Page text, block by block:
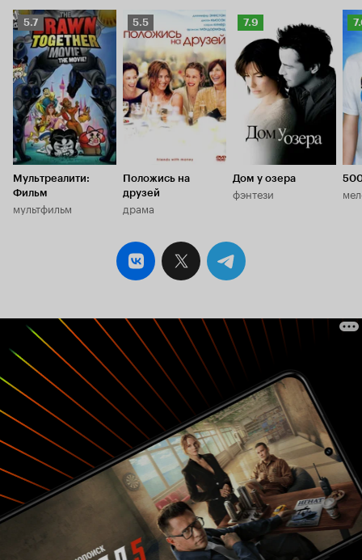
Рейтинг
Кинопоиска
5.7
5.7
Мультреалити:
Фильм
мультфильм
Рейтинг
Кинопоиска
5.5
5.5
Положись на
друзей
драма
Рейтинг
Кинопоиска
7.9
7.9
Дом у озера
фэнтези